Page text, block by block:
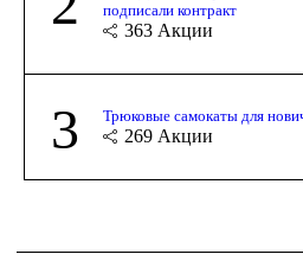
подписали контракт
363 Акции
3 Трюковые самокаты для
269 Акции